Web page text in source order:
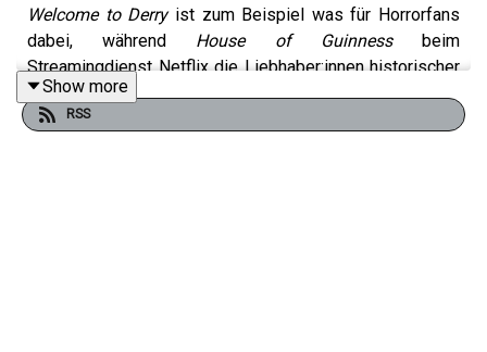
Welcome to Derryist zum Beispiel was für Horrorfans
dabei, während House of Guinnessbeim
Streamingdienst Netflix die Liebhaber:innen historischer
Stoffe ansprechen dürfte.
Sportliche Serienjunkies kommen mitChad Powers
Show more
RSS